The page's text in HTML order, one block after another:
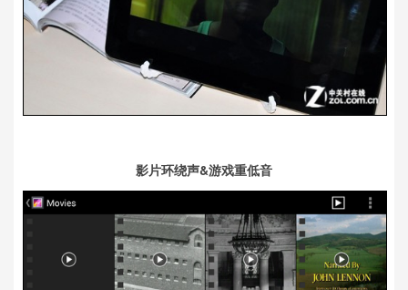
影片环绕声&游戏重低音